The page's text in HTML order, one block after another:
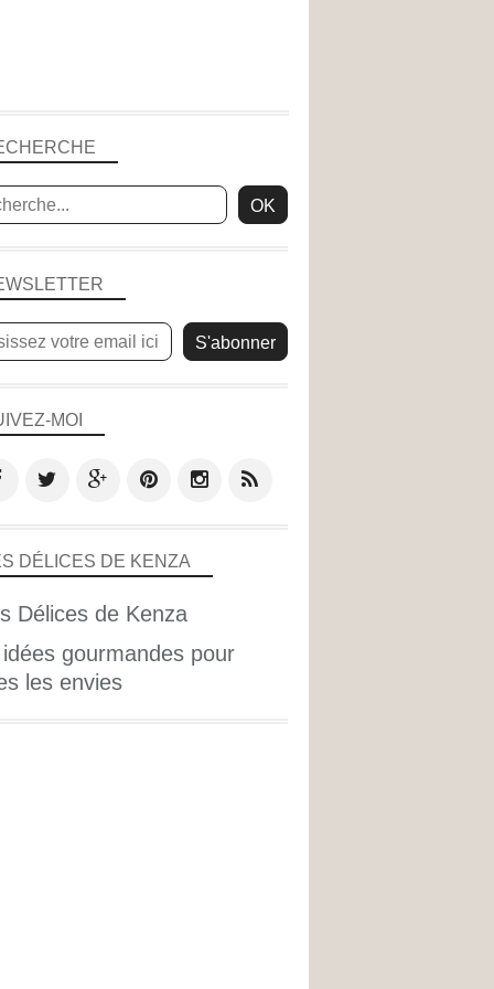
MOI
DÉLICES DE KENZA
gourmandes pour
les envies